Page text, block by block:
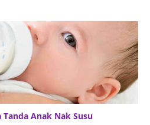
Tanda Anak Nak Susu